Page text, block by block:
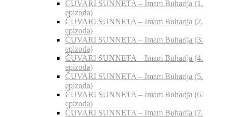
ČUVARI SUNNETA – Imam Buharija (1.
epizoda)
ČUVARI SUNNETA – Imam Buharija (2.
epizoda)
ČUVARI SUNNETA – Imam Buharija (3.
epizoda)
ČUVARI SUNNETA – Imam Buharija (4.
epizoda)
ČUVARI SUNNETA – Imam Buharija (5.
epizoda)
ČUVARI SUNNETA – Imam Buharija (6.
epizoda)
ČUVARI SUNNETA – Imam Buharija (7.